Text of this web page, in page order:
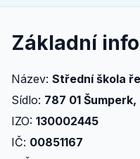
Základní
Název: Střední škola
Sídlo: 787 01
IZO: 130002445
IČ: 00851167